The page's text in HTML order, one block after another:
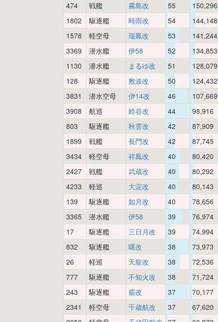
474
戦艦 霧島改 55
150,296
1802
駆逐艦 時雨改 54
144,148
1578
軽空母 瑞鳳改 53
141,244
3369
潜水艦 伊58 52
134,853
1130
潜水艦 まるゆ改 51
128,079
128
駆逐艦 敷波改 50
124,432
3831
潜水空母 伊14改 46
107,669
3908
航巡 鈴谷改 44
98,916
803
駆逐艦 秋雲改 42
87,909
1899
戦艦 長門改 42
87,745
3434
軽空母 祥鳳改 40
80,420
2427
戦艦 武蔵改 40
80,292
4233
軽巡 大淀改 40
80,143
139
駆逐艦 如月改 40
78,656
3365
潜水艦 伊58 39
76,974
17
駆逐艦 三日月改 39
74,994
832
駆逐艦 曙改 38
73,973
26
軽巡 天龍改 38
72,536
777
駆逐艦 不知火改 38
71,724
243
駆逐艦 霰改 37
70,177
2341
軽空母 千歳航改 37
67,620